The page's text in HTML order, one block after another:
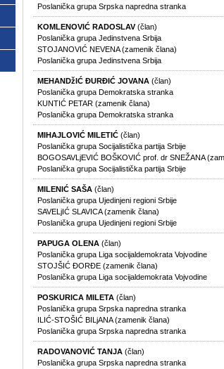
Poslanička grupa Srpska napredna stranka
KOMLENOVIĆ RADOSLAV(član)
Poslanička grupa Jedinstvena Srbija
STOJANOVIĆ NEVENA (zamenik člana)
Poslanička grupa Jedinstvena Srbija
MEHANDžIĆ ĐURĐIĆ JOVANA (član)
Poslanička grupa Demokratska stranka
KUNTIĆ PETAR (zamenik člana)
Poslanička grupa Demokratska stranka
MIHAJLOVIĆ MILETIĆ (član)
Poslanička grupa Socijalistička partija Srbije
BOGOSAVLjEVIĆ BOŠKOVIĆ prof. dr SNEŽANA
Poslanička grupa Socijalistička partija Srbije
MILENIĆ SAŠA (član)
Poslanička grupa Ujedinjeni regioni Srbije
SAVELjIĆ SLAVICA (zamenik člana)
Poslanička grupa Ujedinjeni regioni Srbije
PAPUGA OLENA (član)
Poslanička grupa Liga socijaldemokrata Vojvodine
STOJŠIĆ ĐORĐE (zamenik člana)
Poslanička grupa Liga socijaldemokrata Vojvodine
POSKURICA MILETA (član)
Poslanička grupa Srpska napredna stranka
ILIĆ-STOŠIĆ BILjANA (zamenik člana)
Poslanička grupa Srpska napredna stranka
RADOVANOVIĆ TANJA (član)
Poslanička grupa Srpska napredna stranka